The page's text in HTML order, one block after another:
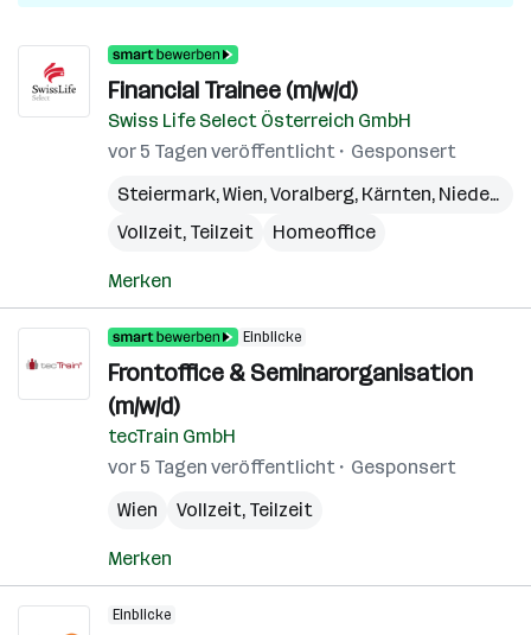
Financial Trainee (m/w/d)
Swiss Life Select Österreich GmbH
vor 5 Tagen veröffentlicht
Gesponsert
Steiermark,Wien,Voralberg, Kärnten, Niederösterreich
Vollzeit, Teilzeit
Homeoffice
Merken
Einblicke
Frontoffice & Seminarorganisation
(m/w/d)
tecTrain GmbH
vor 5 Tagen veröffentlicht
Gesponsert
Wien
Vollzeit, Teilzeit
Merken
Einblicke